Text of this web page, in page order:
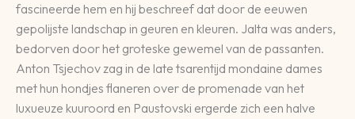
fascineerde hem en hij beschreef dat door de eeuwen
gepolijste landschap in geuren en kleuren. Jalta was anders,
bedorven door het groteske gewemel van de passanten.
Anton Tsjechov zag in de late tsarentijd mondaine dames
met hun hondjes flaneren over de promenade van het
luxueuze kuuroord en Paustovski ergerde zich een halve